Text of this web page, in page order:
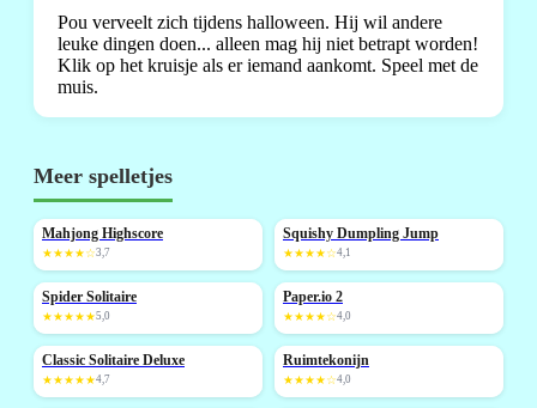
Pou verveelt zich tijdens halloween. Hij wil andere
leuke dingen doen... alleen mag hij niet betrapt worden!
Klik op het kruisje als er iemand aankomt. Speel met de
muis.
Meer spelletjes
NIEUW
Mahjong Highscore
★★★★☆3,7
NIEUW
Squishy Dumpling Jump
★★★★☆4,1
NIEUW
Spider Solitaire
★★★★★5,0
Paper.io 2
★★★★☆4,0
NIEUW
Classic Solitaire Deluxe
★★★★★4,7
NIEUW
Ruimtekonijn
★★★★☆4,0